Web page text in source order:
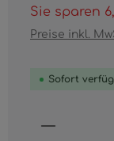
Sie sparen
Preise inkl.
Sofort
Produkt